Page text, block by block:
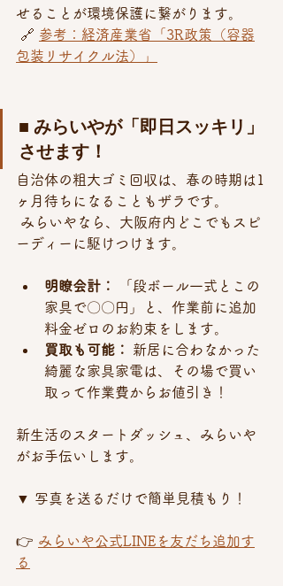
せることが環境保護に繋がります。
🔗 参考：経済産業省「3R政策（容器
包装リサイクル法）」
■ みらいやが「即日スッキリ」
させます！
自治体の粗大ゴミ回収は、春の時期は1
ヶ月待ちになることもザラです。
ーディーに駆けつけます。
明瞭会計：
「段ボール一式とこの
家具で〇〇円」と、作業前に追加
料金ゼロのお約束をします。
買取も可能：
新居に合わなかった
綺麗な家具家電は、その場で買い
取って作業費からお値引き！
新生活のスタートダッシュ、みらいや
がお手伝いします。
▼ 写真を送るだけで簡単見積もり！
👉 みらいや公式LINEを友だち追加す
る